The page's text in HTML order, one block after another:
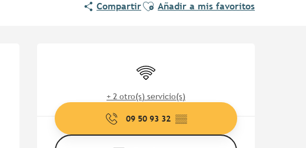
CompartirAjouter aux favoris
Añadir a mis favoritos
Wifi
+ 2 otro(s) servicio(s)
09 50 93 32 ▒▒